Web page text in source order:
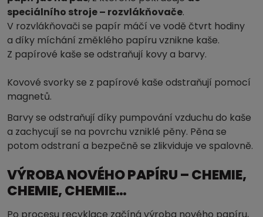
speciálního stroje – rozvlákňovače.
V rozvlákňovači se papír máčí ve vodě čtvrt hodiny
a díky míchání změklého papíru vznikne kaše.
Z papírové kaše se odstraňují kovy a barvy.
Kovové svorky se z papírové kaše odstraňují pomocí
magnetů.
Barvy se odstraňují díky pumpování vzduchu do kaše
a zachycují se na povrchu vzniklé pěny. Pěna se
potom odstraní a bezpečně se zlikviduje ve spalovně.
VÝROBA NOVÉHO PAPÍRU – CHEMIE,
CHEMIE, CHEMIE…
Po procesu recyklace začíná výroba nového papíru,